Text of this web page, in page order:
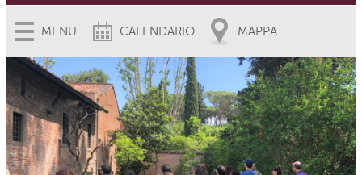
MENU CALENDARIO MAPPA